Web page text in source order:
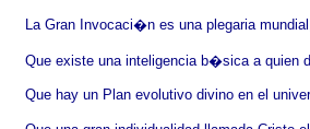
La Gran Invocaci�n es una plegaria
Que existe una inteligencia b�sica a quien
Que hay un Plan evolutivo divino en el